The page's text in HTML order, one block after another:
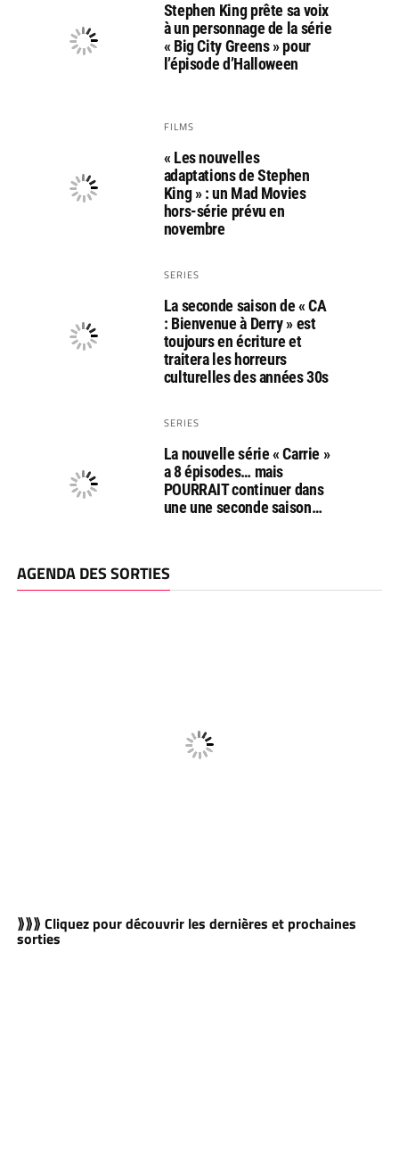
Stephen King prête sa voix
à un personnage de la série
« Big City Greens » pour
l’épisode d’Halloween
FILMS
« Les nouvelles
adaptations de Stephen
King » : un Mad Movies
hors-série prévu en
novembre
SERIES
La seconde saison de « CA
: Bienvenue à Derry » est
toujours en écriture et
traitera les horreurs
culturelles des années 30s
SERIES
La nouvelle série « Carrie »
a 8 épisodes… mais
POURRAIT continuer dans
une une seconde saison…
AGENDA DES SORTIES
⟫⟫⟫ Cliquez pour découvrir les dernières et prochaines
sorties